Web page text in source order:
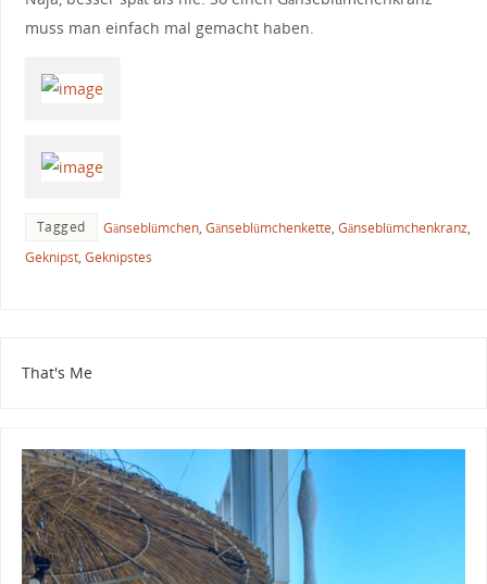
muss man einfach mal gemacht haben.
Tagged Gänseblümchen, Gänseblümchenkette, Gänseblümchenkranz,
Geknipst, Geknipstes
That's Me